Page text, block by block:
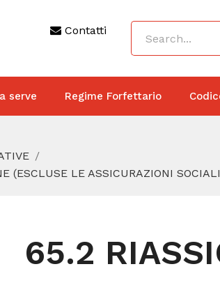
Contatti
serve Regime Forfettario
(ESCLUSE LE ASSICURAZIONI
65.2